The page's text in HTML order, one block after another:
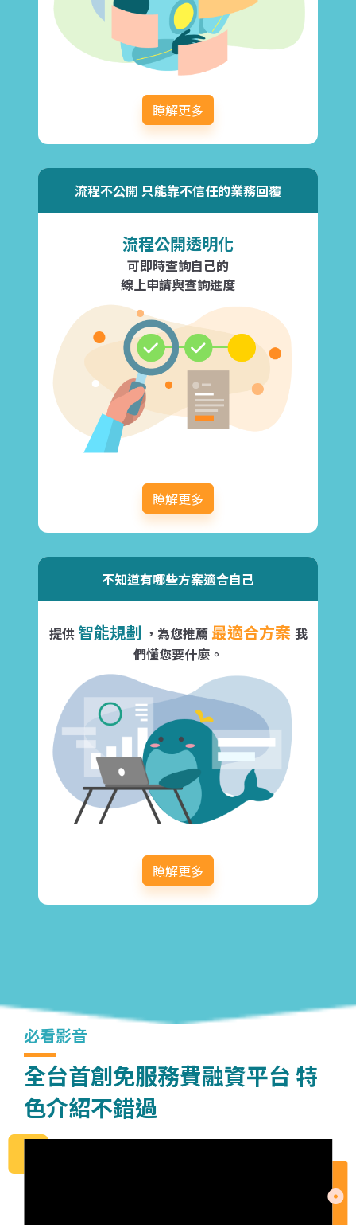
瞭解更多
流程不公開 只能靠不信任的業務回覆
流程公開透明化
可即時查詢自己的
線上申請與查詢進度
瞭解更多
不知道有哪些方案適合自己
提供 智能規劃 ，為您推薦最適合方案 我
們懂您要什麼。
瞭解更多
必看影音
全台首創免服務費融資平台 特
色介紹不錯過